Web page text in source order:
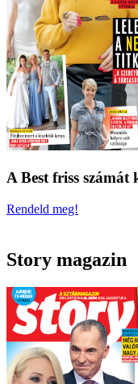
A Best friss számát
Rendeld meg!
Story magazin